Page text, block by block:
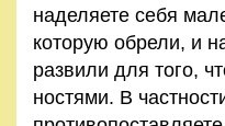
наделяете себя
которую обрели, и
развили для того,
ностями. В